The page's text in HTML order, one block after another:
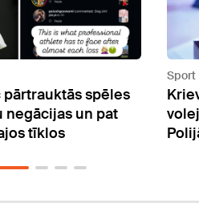
no dalības
čempionātā
Sport